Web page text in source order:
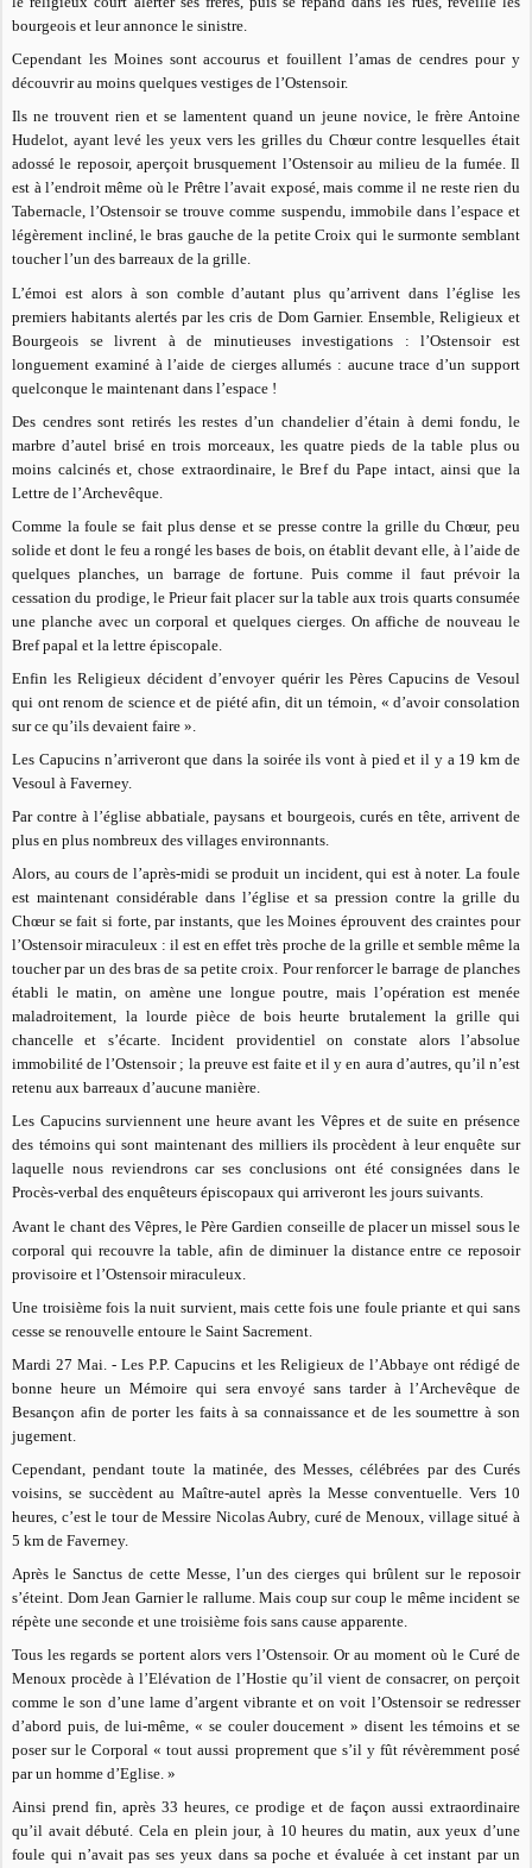
bourgeois et leur annonce le sinistre.
Cependant les Moines sont accourus et fouillent l’amas de cendres pour y
découvrir au moins quelques vestiges de l’Ostensoir.
Ils ne trouvent rien et se lamentent quand un jeune novice, le frère Antoine
Hudelot, ayant levé les yeux vers les grilles du Chœur contre lesquelles était
adossé le reposoir, aperçoit brusquement l’Ostensoir au milieu de la fumée. Il
est à l’endroit même où le Prêtre l’avait exposé, mais comme il ne reste rien du
Tabernacle, l’Ostensoir se trouve comme suspendu, immobile dans l’espace et
légèrement incliné, le bras gauche de la petite Croix qui le surmonte semblant
toucher l’un des barreaux de la grille.
L’émoi est alors à son comble d’autant plus qu’arrivent dans l’église les
premiers habitants alertés par les cris de Dom Garnier. Ensemble, Religieux et
Bourgeois se livrent à de minutieuses investigations : l’Ostensoir est
longuement examiné à l’aide de cierges allumés : aucune trace d’un support
quelconque le maintenant dans l’espace !
Des cendres sont retirés les restes d’un chandelier d’étain à demi fondu, le
marbre d’autel brisé en trois morceaux, les quatre pieds de la table plus ou
moins calcinés et, chose extraordinaire, le Bref du Pape intact, ainsi que la
Lettre de l’Archevêque.
Comme la foule se fait plus dense et se presse contre la grille du Chœur, peu
solide et dont le feu a rongé les bases de bois, on établit devant elle, à l’aide de
quelques planches, un barrage de fortune. Puis comme il faut prévoir la
cessation du prodige, le Prieur fait placer sur la table aux trois quarts consumée
une planche avec un corporal et quelques cierges. On affiche de nouveau le
Bref papal et la lettre épiscopale.
Enfin les Religieux décident d’envoyer quérir les Pères Capucins de Vesoul
qui ont renom de science et de piété afin, dit un témoin, « d’avoir consolation
sur ce qu’ils devaient faire ».
Les Capucins n’arriveront que dans la soirée ils vont à pied et il y a 19 km de
Vesoul à Faverney.
Par contre à l’église abbatiale, paysans et bourgeois, curés en tête, arrivent de
plus en plus nombreux des villages environnants.
Alors, au cours de l’après-midi se produit un incident, qui est à noter. La foule
est maintenant considérable dans l’église et sa pression contre la grille du
Chœur se fait si forte, par instants, que les Moines éprouvent des craintes pour
l’Ostensoir miraculeux : il est en effet très proche de la grille et semble même la
toucher par un des bras de sa petite croix. Pour renforcer le barrage de planches
établi le matin, on amène une longue poutre, mais l’opération est menée
maladroitement, la lourde pièce de bois heurte brutalement la grille qui
chancelle et s’écarte. Incident providentiel on constate alors l’absolue
immobilité de l’Ostensoir ; la preuve est faite et il y en aura d’autres, qu’il n’est
retenu aux barreaux d’aucune manière.
Les Capucins surviennent une heure avant les Vêpres et de suite en présence
des témoins qui sont maintenant des milliers ils procèdent à leur enquête sur
laquelle nous reviendrons car ses conclusions ont été consignées dans le
Procès-verbal des enquêteurs épiscopaux qui arriveront les jours suivants.
Avant le chant des Vêpres, le Père Gardien conseille de placer un missel sous le
corporal qui recouvre la table, afin de diminuer la distance entre ce reposoir
provisoire et l’Ostensoir miraculeux.
Une troisième fois la nuit survient, mais cette fois une foule priante et qui sans
cesse se renouvelle entoure le Saint Sacrement.
Mardi 27 Mai. - Les P.P. Capucins et les Religieux de l’Abbaye ont rédigé de
bonne heure un Mémoire qui sera envoyé sans tarder à l’Archevêque de
Besançon afin de porter les faits à sa connaissance et de les soumettre à son
jugement.
Cependant, pendant toute la matinée, des Messes, célébrées par des Curés
voisins, se succèdent au Maître-autel après la Messe conventuelle. Vers 10
heures, c’est le tour de Messire Nicolas Aubry, curé de Menoux, village situé à
5 km de Faverney.
Après le Sanctus de cette Messe, l’un des cierges qui brûlent sur le reposoir
s’éteint. Dom Jean Garnier le rallume. Mais coup sur coup le même incident se
répète une seconde et une troisième fois sans cause apparente.
Tous les regards se portent alors vers l’Ostensoir. Or au moment où le Curé de
Menoux procède à l’Elévation de l’Hostie qu’il vient de consacrer, on perçoit
comme le son d’une lame d’argent vibrante et on voit l’Ostensoir se redresser
d’abord puis, de lui-même, « se couler doucement » disent les témoins et se
poser sur le Corporal « tout aussi proprement que s’il y fût révèremment posé
par un homme d’Eglise. »
Ainsi prend fin, après 33 heures, ce prodige et de façon aussi extraordinaire
qu’il avait débuté. Cela en plein jour, à 10 heures du matin, aux yeux d’une
foule qui n’avait pas ses yeux dans sa poche et évaluée à cet instant par un